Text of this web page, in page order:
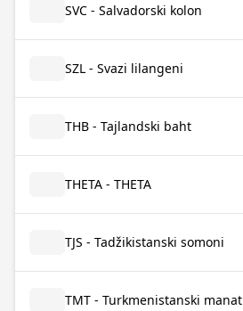
SVC - Salvadorski kolon
SZL - Svazi lilangeni
THB - Tajlandski baht
THETA - THETA
TJS - Tadžikistanski somoni
TMT - Turkmenistanski manat